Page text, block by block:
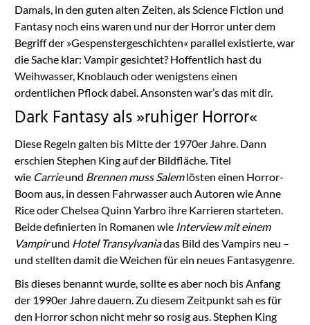
Damals, in den guten alten Zeiten, als Science Fiction und
Fantasy noch eins waren und nur der Horror unter dem
Begriff der »Gespenstergeschichten« parallel existierte, war
die Sache klar: Vampir gesichtet? Hoffentlich hast du
Weihwasser, Knoblauch oder wenigstens einen
ordentlichen Pflock dabei. Ansonsten war’s das mit dir.
Dark Fantasy als »ruhiger Horror«
Diese Regeln galten bis Mitte der 1970er Jahre. Dann
erschien Stephen King auf der Bildfläche. Titel
wie Carrieund Brennen muss Salemlösten einen Horror-
Boom aus, in dessen Fahrwasser auch Autoren wie Anne
Rice oder Chelsea Quinn Yarbro ihre Karrieren starteten.
Beide definierten in Romanen wie Interview mit einem
Vampirund Hotel Transylvaniadas Bild des Vampirs neu –
und stellten damit die Weichen für ein neues Fantasygenre.
Bis dieses benannt wurde, sollte es aber noch bis Anfang
der 1990er Jahre dauern. Zu diesem Zeitpunkt sah es für
den Horror schon nicht mehr so rosig aus. Stephen King